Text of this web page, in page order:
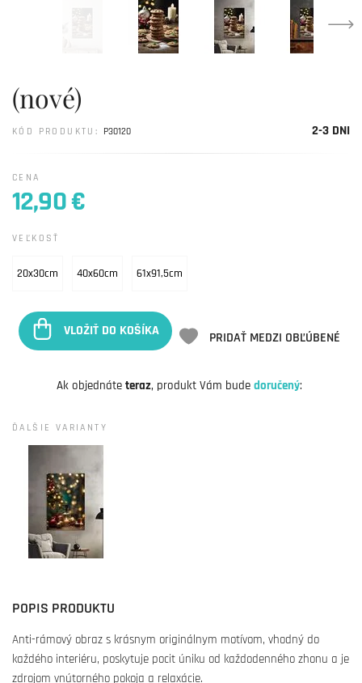
(nové)
2-3 DNI
KÓD PRODUKTU: P30120
CENA
12,90 €
VEĽKOSŤ
20x30cm 40x60cm 61x91,5cm
VLOŽIŤ DO KOŠÍKA PRIDAŤ MEDZI OBĽÚBENÉ
Ak objednáte teraz, produkt Vám bude doručený:
ĎALŠIE VARIANTY
POPIS PRODUKTU
Anti-rámový obraz s krásnym originálnym motívom, vhodný do
každého interiéru, poskytuje pocit úniku od každodenného zhonu a je
zdrojom vnútorného pokoja a relaxácie.